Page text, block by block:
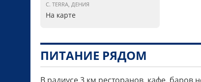
C. TERRA, ДЕНИЯ
На карте
ПИТАНИЕ РЯДОМ